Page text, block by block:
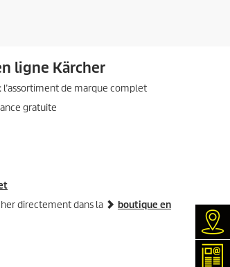
t
s
ligne Kärcher
de marque complet
gratuite
directement dans la
boutique en